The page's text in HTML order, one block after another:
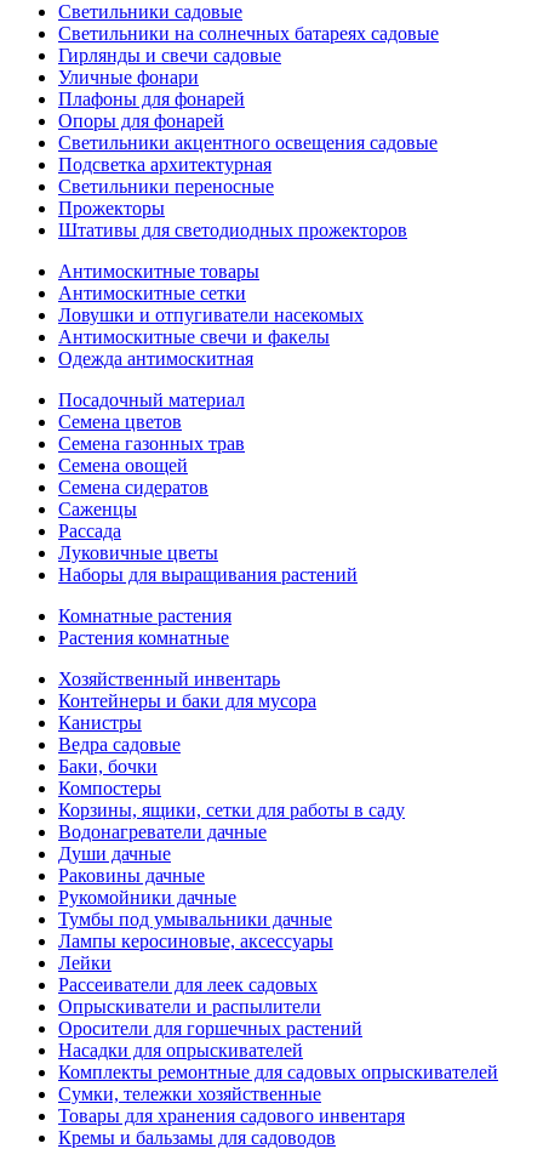
Светильники садовые
Светильники на солнечных батареях садовые
Гирлянды и свечи садовые
Уличные фонари
Плафоны для фонарей
Опоры для фонарей
Светильники акцентного освещения садовые
Подсветка архитектурная
Светильники переносные
Прожекторы
Штативы для светодиодных прожекторов
Антимоскитные товары
Антимоскитные сетки
Ловушки и отпугиватели насекомых
Антимоскитные свечи и факелы
Одежда антимоскитная
Посадочный материал
Семена цветов
Семена газонных трав
Семена овощей
Семена сидератов
Саженцы
Рассада
Луковичные цветы
Наборы для выращивания растений
Комнатные растения
Растения комнатные
Хозяйственный инвентарь
Контейнеры и баки для мусора
Канистры
Ведра садовые
Баки, бочки
Компостеры
Корзины, ящики, сетки для работы в саду
Водонагреватели дачные
Души дачные
Раковины дачные
Рукомойники дачные
Тумбы под умывальники дачные
Лампы керосиновые, аксессуары
Лейки
Рассеиватели для леек садовых
Опрыскиватели и распылители
Оросители для горшечных растений
Насадки для опрыскивателей
Комплекты ремонтные для садовых опрыскивателей
Сумки, тележки хозяйственные
Товары для хранения садового инвентаря
Кремы и бальзамы для садоводов